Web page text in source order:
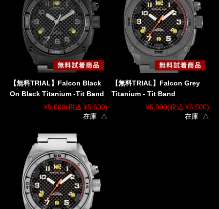
【無料TRIAL】Falcon Black
On Black Titanium -Tit Band
¥5,000(税込 ¥5,500)
在庫 △
【無料TRIAL】Falcon Grey
Titanium - Tit Band
¥5,000(税込 ¥5,500)
在庫 △